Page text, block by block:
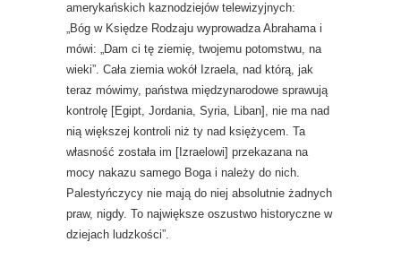
amerykańskich kaznodziejów telewizyjnych:
„Bóg w Księdze Rodzaju wyprowadza Abrahama i
mówi: „Dam ci tę ziemię, twojemu potomstwu, na
wieki”. Cała ziemia wokół Izraela, nad którą, jak
teraz mówimy, państwa międzynarodowe sprawują
kontrolę [Egipt, Jordania, Syria, Liban], nie ma nad
nią większej kontroli niż ty nad księżycem. Ta
własność została im [Izraelowi] przekazana na
mocy nakazu samego Boga i należy do nich.
Palestyńczycy nie mają do niej absolutnie żadnych
praw, nigdy. To największe oszustwo historyczne w
dziejach ludzkości”.